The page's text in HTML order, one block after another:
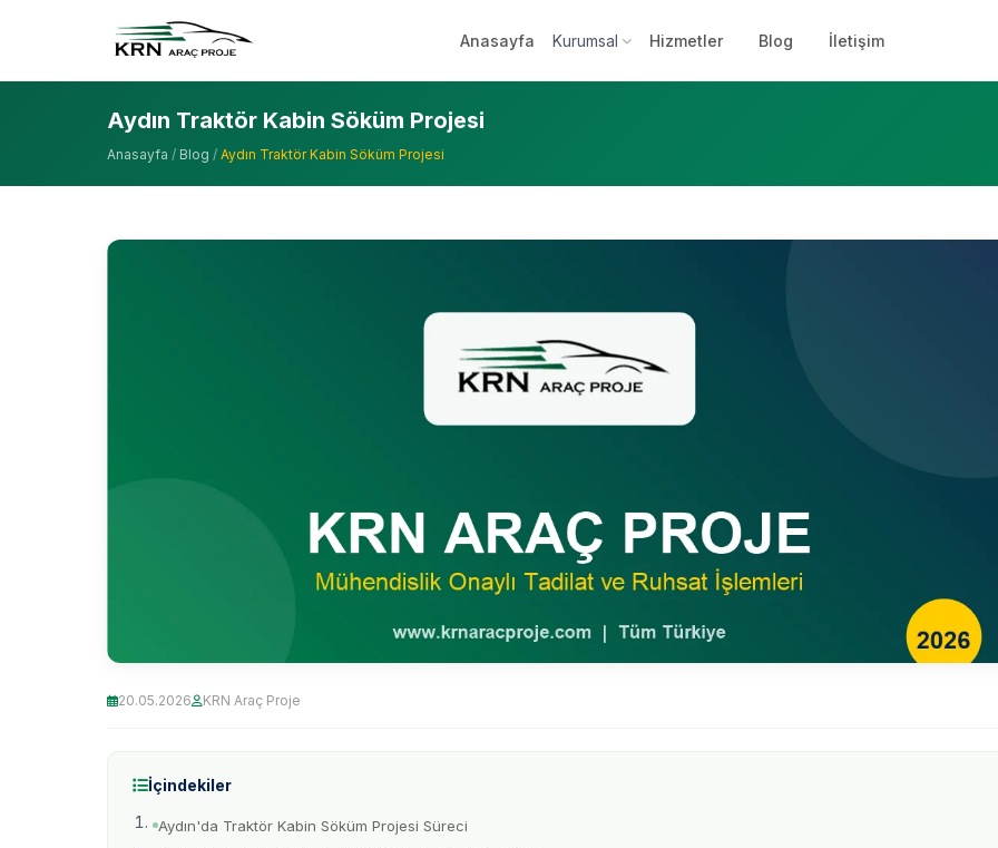
Anasayfa Kurumsal Hizmetler Blog İletişim
Aydın Traktör Kabin Söküm Projesi
Anasayfa / Blog / Aydın Traktör Kabin Söküm Projesi
20.05.2026 KRN Araç Proje
İçindekiler
Aydın'da Traktör Kabin Söküm Projesi Süreci